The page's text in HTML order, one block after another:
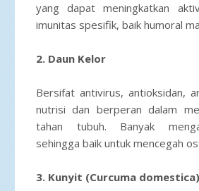
yang dapat meningkatkan
imunitas spesifik, baik humoral
2. Daun Kelor
Bersifat antivirus, antioksidan,
nutrisi dan berperan dalam
tahan tubuh. Banyak
sehingga baik untuk mencegah
3. Kunyit (Curcuma domestica)